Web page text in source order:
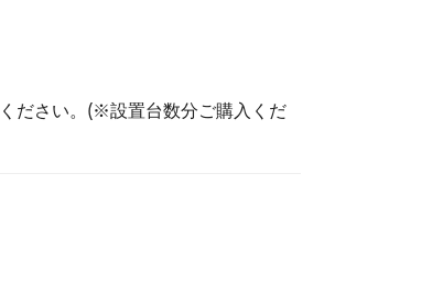
ださい。(※設置台数分ご購入くだ